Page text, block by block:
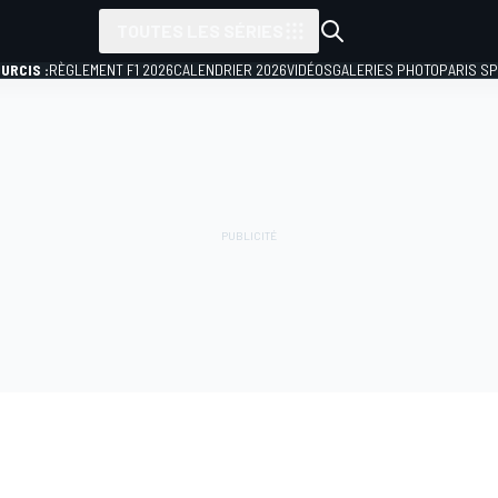
:RÈGLEMENT F1 2026CALENDRIER 2026VIDÉOSGALERIES PHOTOPARIS